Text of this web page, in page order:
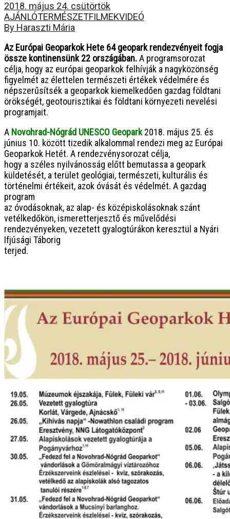
2018. május 24. csütörtök
AJÁNLÓTERMÉSZETFILMEKVIDEÓ
By Haraszti Mária
Az Európai Geoparkok Hete 64 geopark rendezvényeit fogja
össze kontinensünk 22 országában.A programsorozat
célja, hogy az európai geoparkok felhívják a nagyközönség
figyelmét az élettelen természeti értékek védelmére és
népszerűsítsék a geoparkok kiemelkedően gazdag földtani
örökségét, geotourisztikai és földtani környezeti nevelési
programjait.
A Novohrad-Nógrád UNESCO Geopark2018. május 25. és
június 10. között tizedik alkalommal rendezi meg az Európai
Geoparkok Hetét. A rendezvénysorozat célja,
hogy a széles nyilvánosság előtt bemutassa a geopark
küldetését, a terület geológiai, természeti, kulturális és
történelmi értékeit, azok óvását és védelmét. A gazdag
program
az óvodásoknak, az alap- és középiskolásoknak szánt
vetélkedőkön, ismeretterjesztő és művelődési
rendezvényeken, vezetett gyalogtúrákon keresztül a Nyári
Ifjúsági Táborig
terjed.